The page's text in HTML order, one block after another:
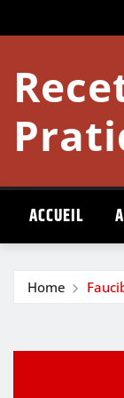
to
ACCUEIL
Home